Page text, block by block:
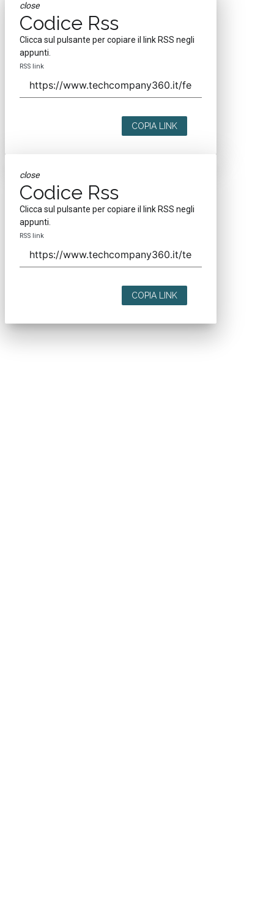
close
Codice Rss
Clicca sul pulsante per copiare il link RSS negli
appunti.
RSS link
COPIA LINK
close
Codice Rss
Clicca sul pulsante per copiare il link RSS negli
appunti.
RSS link
COPIA LINK